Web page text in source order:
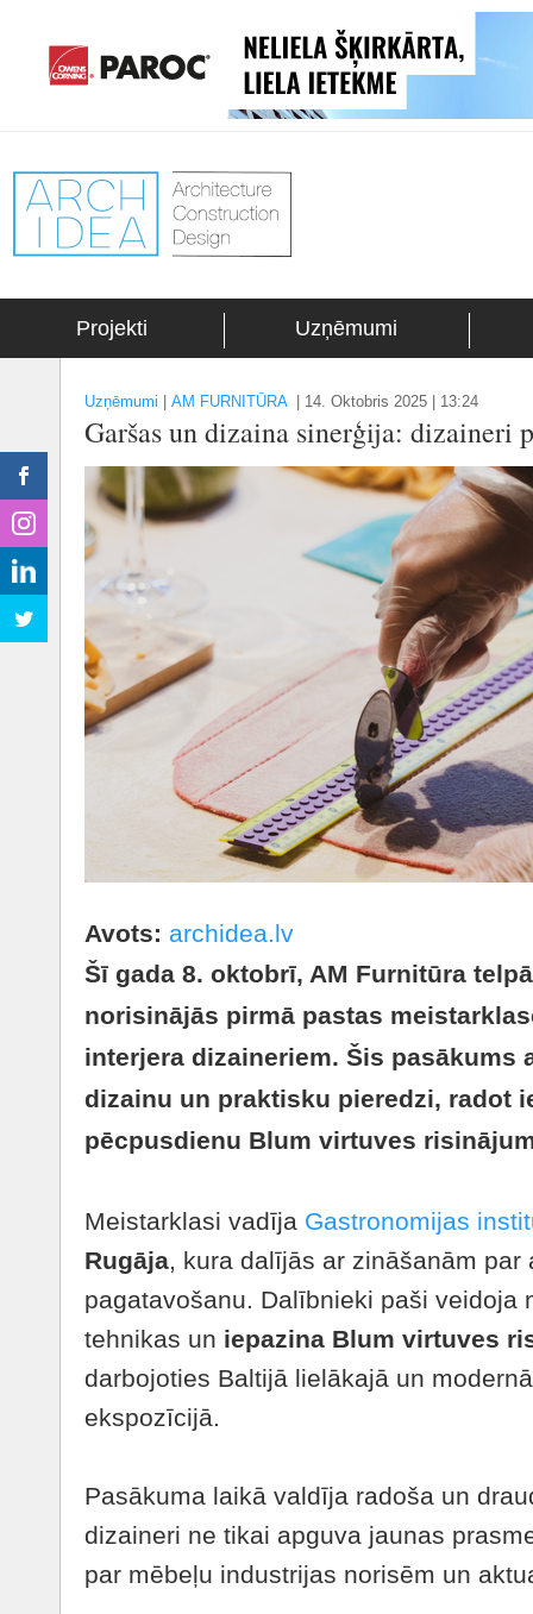
Projekti Uzņēmumi
Uzņēmumi AM FURNITŪRA| 14. Oktobris 2025 | 13:24
Garšas un dizaina sinerģija: dizaineri
Avots: archidea.lv
Šī gada 8. oktobrī, AM Furnitūra
norisinājās pirmā pastas
interjera dizaineriem. Šis pasākums
dizainu un praktisku pieredzi, radot
pēcpusdienu Blum virtuves
Meistarklasi vadīja Gastronomijas
Rugāja, kura dalījās ar zināšanām
pagatavošanu. Dalībnieki paši veidoja
tehnikas un iepazina Blum virtuves
darbojoties Baltijā lielākajā un
ekspozīcijā.
Pasākuma laikā valdīja radoša un
dizaineri ne tikai apguva jaunas
par mēbeļu industrijas norisēm un